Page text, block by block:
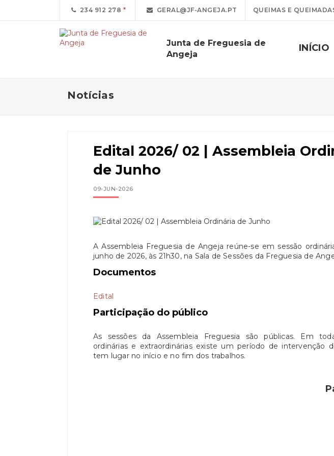
234 912 278 GERAL@JF-ANGEJA.PT QUEIMAS E
Junta de Freguesia de
Angeja
INÍCIO
Notícias
Edital 2026/ 02 | Assembleia
de Junho
09-JUN-2026
A Assembleia Freguesia de Angeja reúne-se em sessão
junho de 2026, às 21h30, na Sala de Sessões da Freguesia de
Documentos
Edital
Participação do público
As sessões da Assembleia Freguesia são públicas. Em
ordinárias e extraordinárias existe um período de intervenção
tem lugar no início e no fim dos trabalhos.